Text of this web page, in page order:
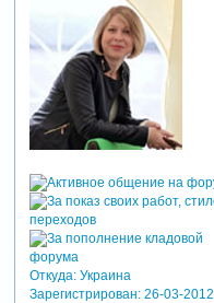
Откуда:Украина
Зарегистрирован: 26-03-2012